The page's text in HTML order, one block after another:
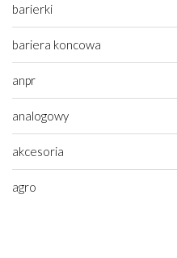
barierki
bariera koncowa
anpr
analogowy
akcesoria
agro